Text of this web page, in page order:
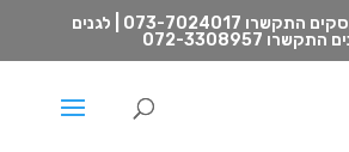
התקשרו
073-7024017 | לגנים
התקשרו 072-3308957